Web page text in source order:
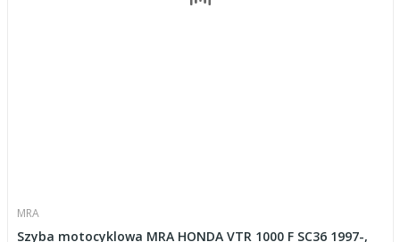
MRA
Szyba motocyklowa MRA HONDA VTR 1000 F SC36 1997-,